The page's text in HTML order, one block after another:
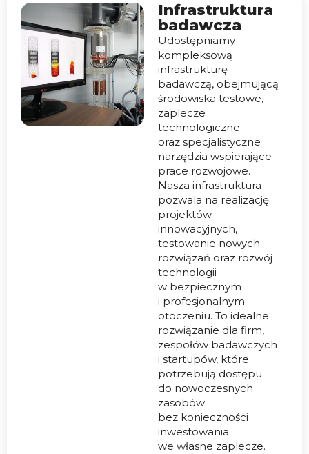
Infrastruktura
badawcza
Udostępniamy
kompleksową
infrastrukturę
badawczą, obejmującą
środowiska testowe,
zaplecze
technologiczne
oraz specjalistyczne
narzędzia wspierające
prace rozwojowe.
Nasza infrastruktura
pozwala na realizację
projektów
innowacyjnych,
testowanie nowych
rozwiązań oraz rozwój
technologii
w bezpiecznym
i profesjonalnym
otoczeniu. To idealne
rozwiązanie dla firm,
zespołów badawczych
i startupów, które
potrzebują dostępu
do nowoczesnych
zasobów
bez konieczności
inwestowania
we własne zaplecze.